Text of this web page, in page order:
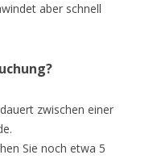
aber schnell
zwischen einer
Sie noch etwa 5